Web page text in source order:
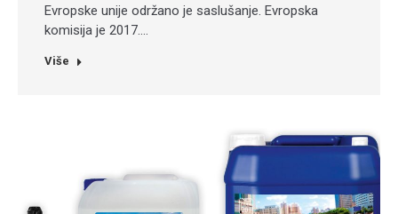
Evropske unije održano je saslušanje. Evropska
komisija je 2017.…
Više